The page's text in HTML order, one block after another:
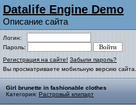
Datalife Engine Demo
Описание сайта
Логин:
Пароль:
Регистрация на сайте! Забыли пароль?
Вы просматриваете мобильную версию сайта.
Girl brunette in fashionable clothes
Категория: Растровый клипарт